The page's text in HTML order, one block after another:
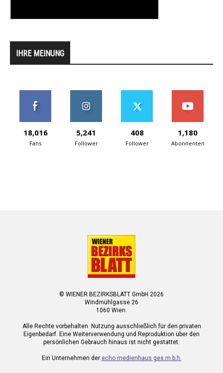
IHRE MEINUNG
18,016
Fans
5,241
Follower
408
Follower
1,180
Abonnenten
© WIENER BEZIRKSBLATT GmbH 2026
Windmühlgasse 26
1060 Wien.
Alle Rechte vorbehalten. Nutzung ausschließlich für den privaten
Eigenbedarf. Eine Weiterverwendung und Reproduktion über den
persönlichen Gebrauch hinaus ist nicht gestattet.
Ein Unternehmen der echo medienhaus ges.m.b.h.